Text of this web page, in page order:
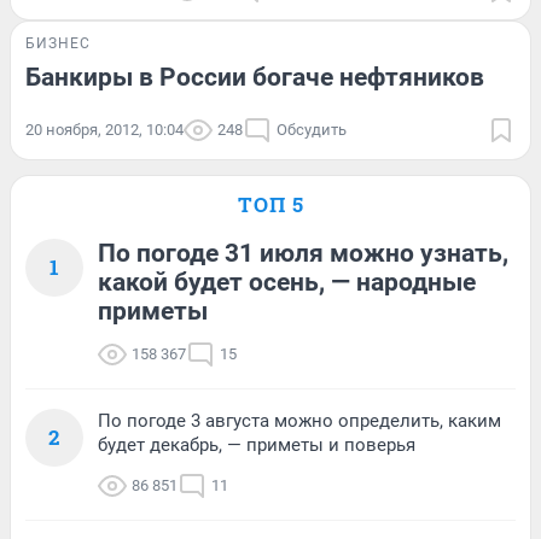
БИЗНЕС
Банкиры в России богаче нефтяников
20 ноября, 2012, 10:04 248 Обсудить
ТОП 5
1
По погоде 31 июля можно узнать,
какой будет осень, — народные
приметы
158 367 15
2
По погоде 3 августа можно определить, каким
будет декабрь, — приметы и поверья
86 851 11